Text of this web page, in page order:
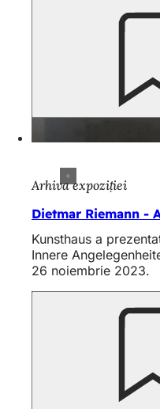
Arhiva expoziției
Dietmar Riemann -
Kunsthaus a
Innere
26 noiembrie 2023.